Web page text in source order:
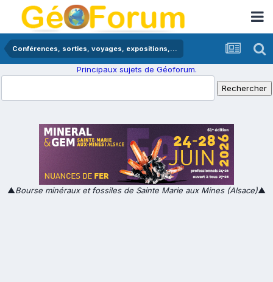
Conférences, sorties, voyages, expositions,...
Principaux sujets de Géoforum.
▲Bourse minéraux et fossiles de Sainte Marie aux Mines (Alsace)▲